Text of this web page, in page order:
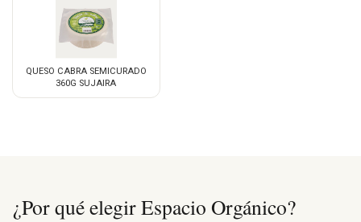
QUESO CABRA SEMICURADO
360G SUJAIRA
¿Por qué elegir Espacio Orgánico?